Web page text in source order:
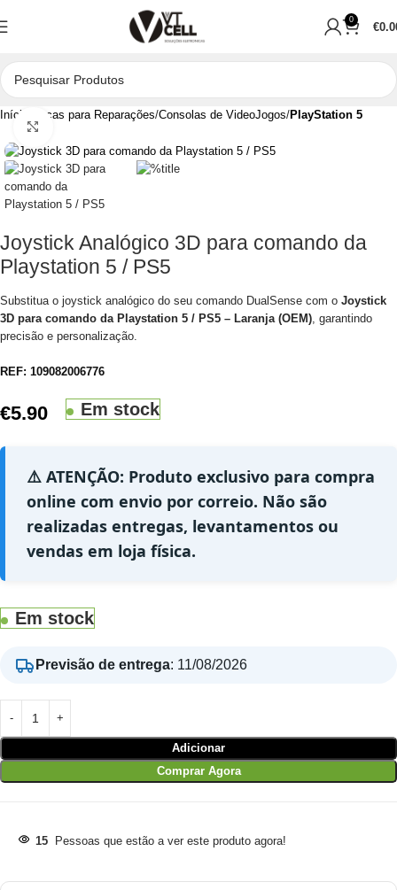
0
€
Início Peças para Reparações Consolas de VideoJogos PlayStation 5
Joystick Analógico 3D para comando da
Playstation 5 / PS5
Substitua o joystick analógico do seu comando DualSense com o Joystick
3D para comando da Playstation 5 / PS5 – Laranja (OEM) , garantindo
precisão e personalização.
REF: 109082006776
€5.90 Em stock
⚠️ ATENÇÃO: Produto exclusivo para compra
online com envio por correio. Não são
realizadas entregas, levantamentos ou
vendas em loja física.
Em stock
Previsão de entrega: 11/08/2026
Adicionar
Comprar Agora
15 Pessoas que estão a ver este produto agora!